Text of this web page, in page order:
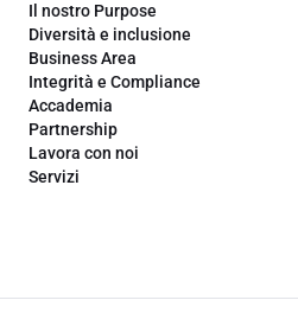
Il nostro Purpose
Diversità e inclusione
Business Area
Integrità e Compliance
Accademia
Partnership
Lavora con noi
Servizi